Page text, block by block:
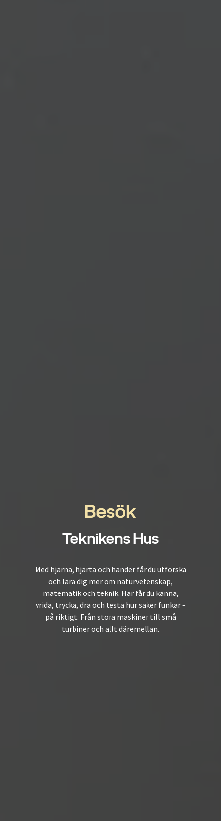
Besök
Teknikens Hus
Med hjärna, hjärta och händer får du utforska
och lära dig mer om naturvetenskap,
matematik och teknik. Här får du känna,
vrida, trycka, dra och testa hur saker funkar –
på riktigt. Från stora maskiner till små
turbineroch allt däremellan.